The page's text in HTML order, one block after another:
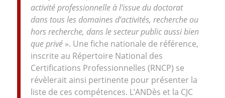
activité professionnelle à l’issue du doctorat
dans tous les domaines d’activités, recherche ou
hors recherche, dans le secteur public aussi bien
que privé». Une fiche nationale de référence,
inscrite au Répertoire National des
Certifications Professionnelles (RNCP) se
révèlerait ainsi pertinente pour présenter la
liste de ces compétences. L’ANDès et la CJC